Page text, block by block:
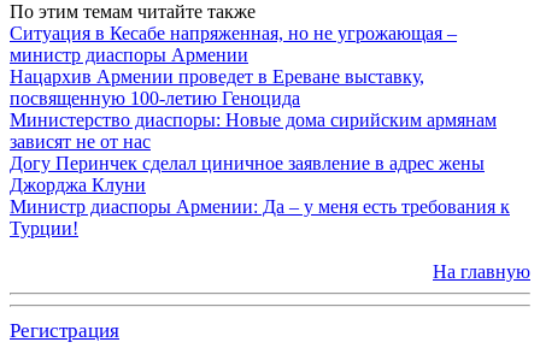
По этим темам читайте также
Ситуация в Кесабе напряженная, но не угрожающая –
министр диаспоры Армении
Нацархив Армении проведет в Ереване выставку,
посвященную 100-летию Геноцида
Министерство диаспоры: Новые дома сирийским армянам
зависят не от нас
Догу Перинчек сделал циничное заявление в адрес жены
Джорджа Клуни
Министр диаспоры Армении: Да – у меня есть требования к
Турции!
На главную
Регистрация